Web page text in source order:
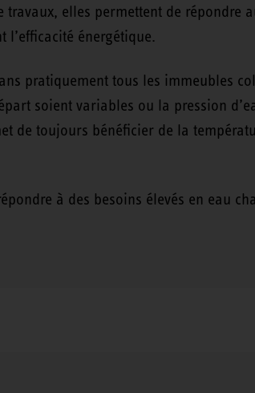
elles permettent de répondre
énergétique.
pratiquement tous les immeubles
soient variables ou la pression
de toujours bénéficier de la
à des besoins élevés en eau